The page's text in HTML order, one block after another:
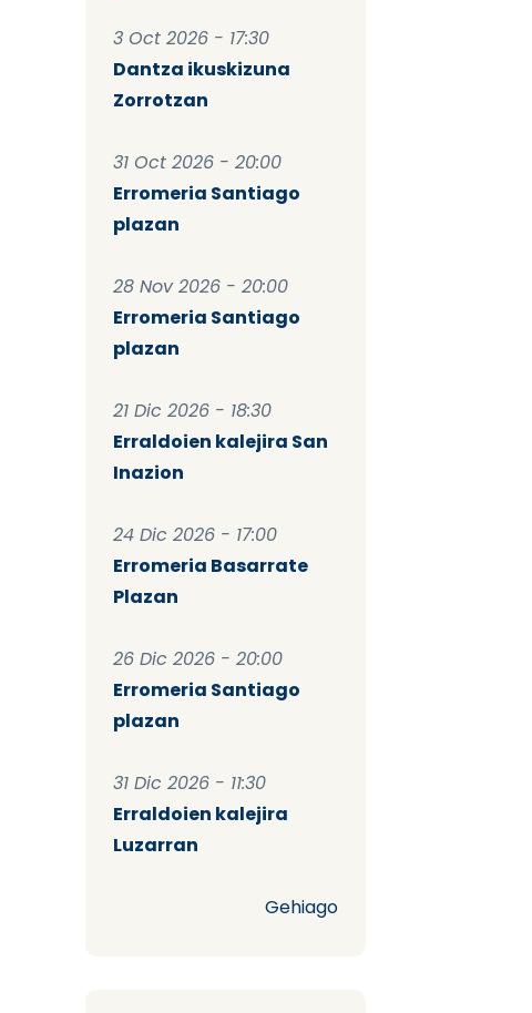
3 Oct 2026 - 17:30
Dantza ikuskizuna
Zorrotzan
31 Oct 2026 - 20:00
Erromeria Santiago
plazan
28 Nov 2026 - 20:00
Erromeria Santiago
plazan
21 Dic 2026 - 18:30
Erraldoien kalejira San
Inazion
24 Dic 2026 - 17:00
Erromeria Basarrate
Plazan
26 Dic 2026 - 20:00
Erromeria Santiago
plazan
31 Dic 2026 - 11:30
Erraldoien kalejira
Luzarran
Gehiago